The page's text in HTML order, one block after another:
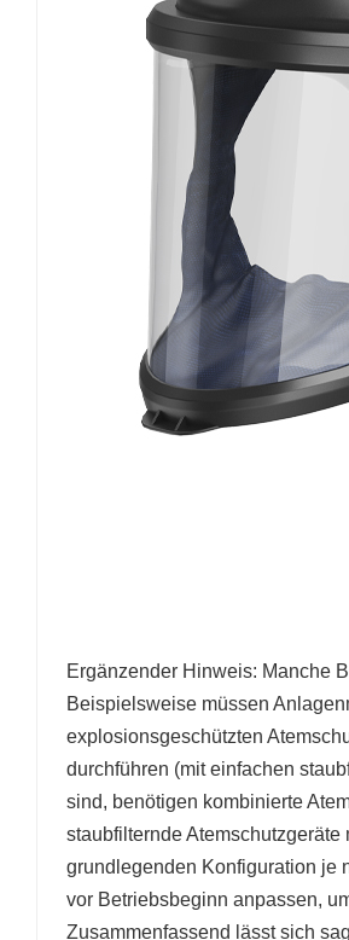
Ergänzender Hinweis: Manche
Beispielsweise müssen
explosionsgeschützten
durchführen (mit einfachen
sind, benötigen kombinierte
staubfilternde
grundlegenden Konfiguration je
vor Betriebsbeginn anpassen,
Zusammenfassend lässt sich